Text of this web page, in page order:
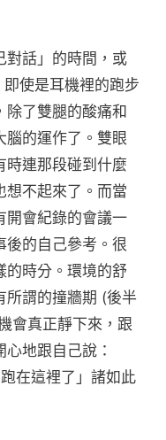
對話」的時間，或
使是耳機裡的跑步
除了雙腿的酸痛和
腦的運作了。雙眼
時連那段碰到什麼
想不起來了。而當
開會紀錄的會議一
後的自己參考。很
的時分。環境的舒
所謂的撞牆期 (後半
會真正靜下來，跟
地跟自己說：
在這裡了」諸如此